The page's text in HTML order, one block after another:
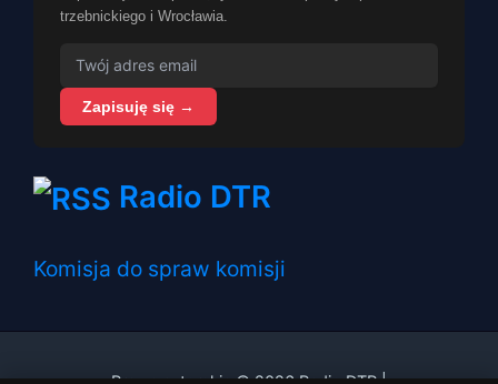
trzebnickiego i Wrocławia.
Zapisuję się →
Radio DTR
Komisja do spraw komisji